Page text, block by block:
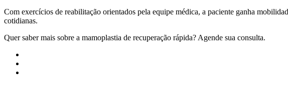
Com exercícios de reabilitação orientados pela equipe médica, a paciente ganha
cotidianas.
Quer saber mais sobre a mamoplastia de recuperação rápida? Agende sua consulta.